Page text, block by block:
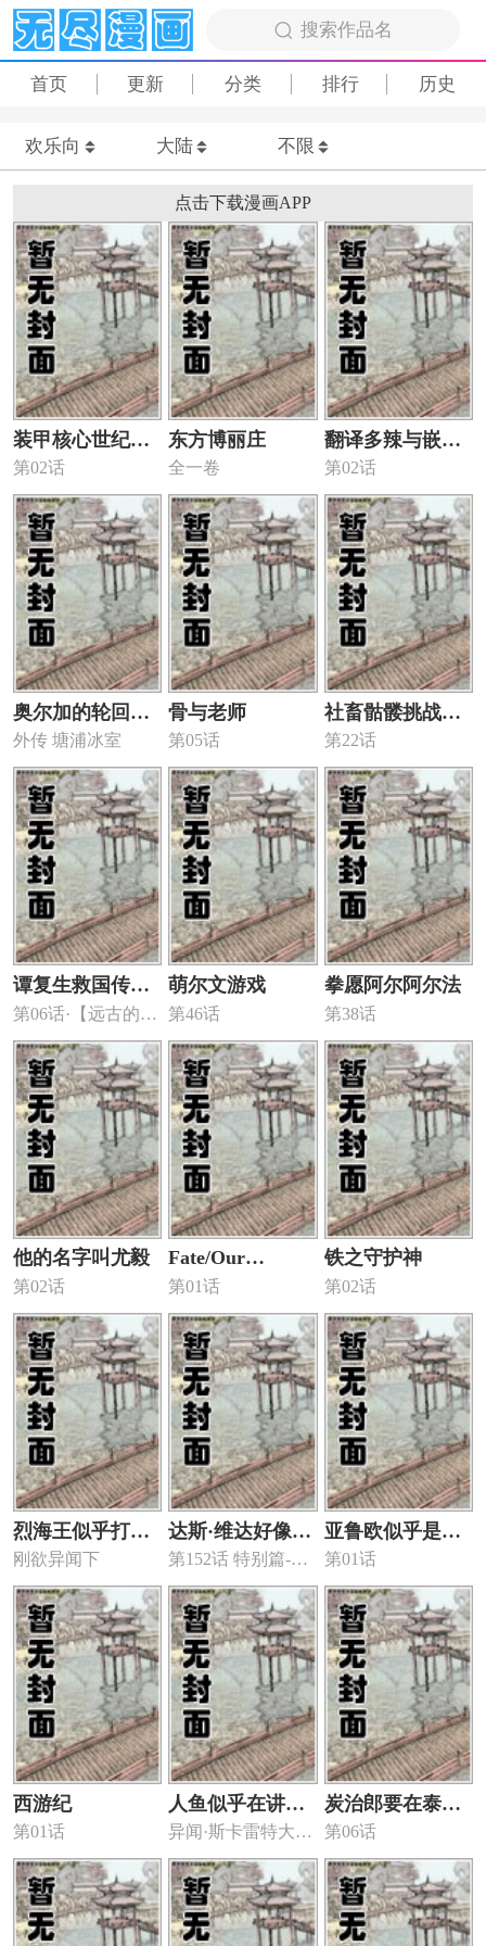
搜索作品名
首页 更新 分类 排行 历史
欢乐向 大陆 不限
点击下载漫画APP
装甲核心世纪末
机战神话
第02话
东方博丽庄
全一卷
翻译多辣与嵌字
们的不得不品的
日常 消毒群
第02话
奥尔加的轮回生
活
外传 塘浦冰室
骨与老师
第05话
社畜骷髅挑战异
世界
第22话
谭复生救国传记
Scene 2
第06话·【远古的魂
灵】
萌尔文游戏
第46话
拳愿阿尔阿尔法
第38话
他的名字叫尤毅
第02话
Fate/Our
Jounery
第01话
铁之守护神
第02话
烈海王似乎打算
在幻想乡挑战强
者们的样子
刚欲异闻下
达斯·维达好像在
霍格沃兹武术学
校教魔法的样子
第152话 特别篇-读
者互动
亚鲁欧似乎是尸
魂界的死神
第01话
西游纪
第01话
人鱼似乎在讲述
百合童话
异闻·斯卡雷特大逆
转
炭治郎要在泰拉
世界打败无惨
第06话